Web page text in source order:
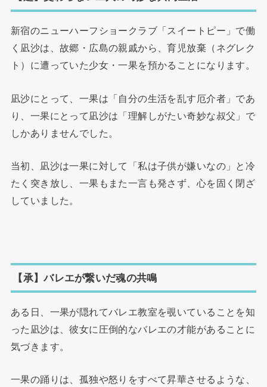
新宿のニューハーフショークラブ「スイートピー」で働
く凪沙は、故郷・広島の親戚から、育児放棄（ネグレク
ト）に遭っていた少女・一果を預かることになります。
凪沙にとって、一果は「自分の生活を乱す厄介者」であ
り、一果にとって凪沙は「理解しがたい奇妙な叔父」で
しかありませんでした。
当初、凪沙は一果に対して「私は子供が嫌いなの」と冷
たく突き放し、一果もまた一言も発さず、心を固く閉ざ
していました。
【承】バレエが繋いだ魂の共鳴
ある日、一果が隠れてバレエ教室を覗いていることを知
った凪沙は、彼女に圧倒的なバレエの才能があることに
気づきます。
一果の踊りは、孤独や怒りをすべて昇華させるような、